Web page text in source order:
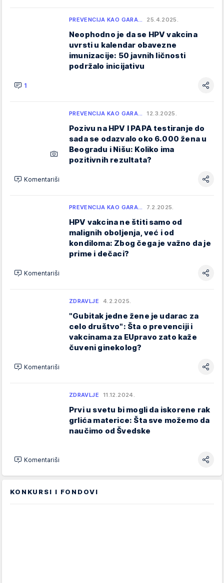
PREVENCIJA KAO GARA… 25.4.2025.
Neophodno je da se HPV vakcina
uvrsti u kalendar obavezne
imunizacije: 50 javnih ličnosti
podržalo inicijativu
1
PREVENCIJA KAO GARA… 12.3.2025.
Pozivu na HPV I PAPA testiranje do
sada se odazvalo oko 6.000 žena u
Beogradu i Nišu: Koliko ima
pozitivnih rezultata?
Komentariši
PREVENCIJA KAO GARA… 7.2.2025.
HPV vakcina ne štiti samo od
malignih oboljenja, već i od
kondiloma: Zbog čega je važno da je
prime i dečaci?
Komentariši
ZDRAVLJE 4.2.2025.
"Gubitak jedne žene je udarac za
celo društvo": Šta o prevenciji i
vakcinama za EUpravo zato kaže
čuveni ginekolog?
Komentariši
ZDRAVLJE 11.12.2024.
Prvi u svetu bi mogli da iskorene rak
grlića materice: Šta sve možemo da
naučimo od Švedske
Komentariši
KONKURSI I FONDOVI